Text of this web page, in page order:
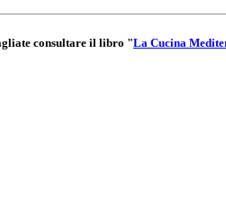
consultare il libro "La Cucina